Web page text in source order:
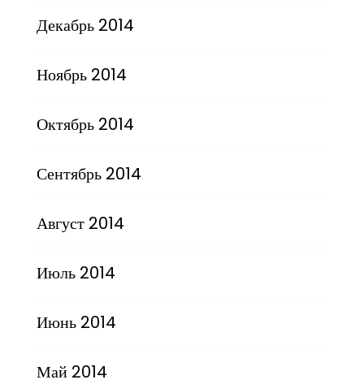
Декабрь 2014
Ноябрь 2014
Октябрь 2014
Сентябрь 2014
Август 2014
Июль 2014
Июнь 2014
Май 2014